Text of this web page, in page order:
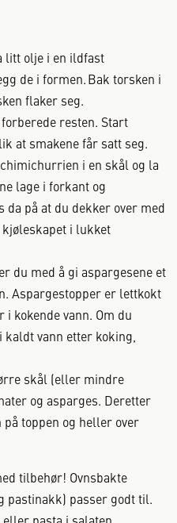
litt olje i en ildfast
de i formen. Bak torsken i
flaker seg.
resten. Start
at smakene får satt seg.
i en skål og la
lage i forkant og
da på at du dekker over med
i lukket
du med å gi aspargesene et
Aspargestopper er lettkokt
kokende vann. Om du
kaldt vann etter koking,
skål (eller mindre
og asparges. Deretter
toppen og heller over
tilbehør! Ovnsbakte
pastinakk) passer godt til.